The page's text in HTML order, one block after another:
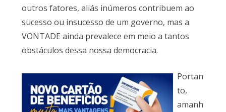
outros fatores, aliás inúmeros contribuem ao
sucesso ou insucesso de um governo, mas a
VONTADE ainda prevalece em meio a tantos
obstáculos dessa nossa democracia.
Portan
to,
amanh